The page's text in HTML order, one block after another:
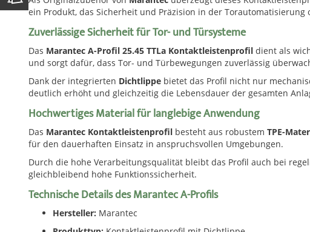
ein Produkt, das Sicherheit und Präzision in der
Zuverlässige Sicherheit für Tor- und Türsysteme
Das Marantec A-Profil 25.45 TTLa Kontaktleistenprofil dient als
und sorgt dafür, dass Tor- und Türbewegungen zuverlässig
Dank der integrierten Dichtlippe bietet das Profil nicht nur
deutlich erhöht und gleichzeitig die Lebensdauer der gesamten
Hochwertiges Material für langlebige Anwendung
Das Marantec Kontaktleistenprofil besteht aus robustem TPE-
für den dauerhaften Einsatz in anspruchsvollen Umgebungen.
Durch die hohe Verarbeitungsqualität bleibt das Profil auch bei
gleichbleibend hohe Funktionssicherheit.
Technische Details des Marantec A-Profils
Hersteller: Marantec